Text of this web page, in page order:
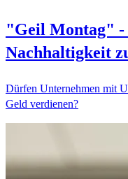
"Geil Montag" -
Nachhaltigkeit
Dürfen Unternehmen mit
Geld verdienen?